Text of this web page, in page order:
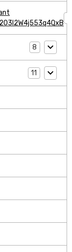
8
11